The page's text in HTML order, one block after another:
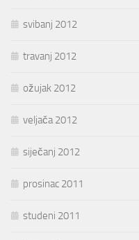
svibanj 2012
travanj 2012
ožujak 2012
veljača 2012
siječanj 2012
prosinac 2011
studeni 2011